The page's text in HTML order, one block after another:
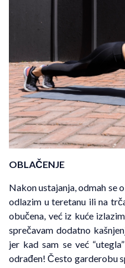
OBLAČENJE
Nakon ustajanja, odmah se
odlazim u teretanu ili na
obučena, već iz kuće
sprečavam dodatno
jer kad sam se već
odrađen! Često garderobu